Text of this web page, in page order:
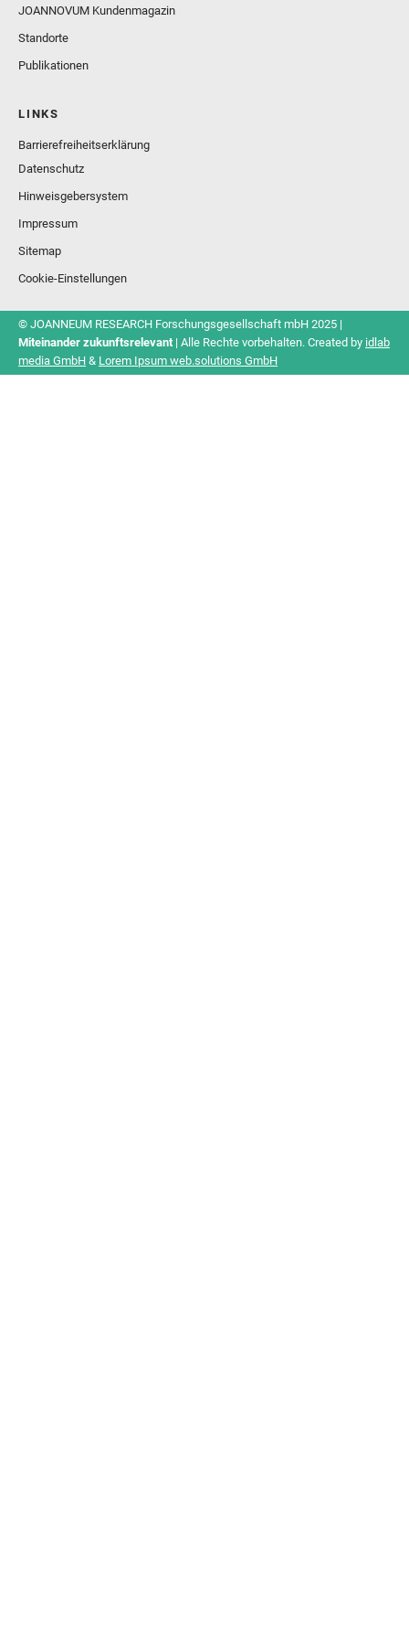
JOANNOVUM Kundenmagazin
Standorte
Publikationen
LINKS
Barrierefreiheitserklärung
Datenschutz
Hinweisgebersystem
Impressum
Sitemap
Cookie-Einstellungen
© JOANNEUM RESEARCH Forschungsgesellschaft mbH 2025 |
Miteinander zukunftsrelevant| Alle Rechte vorbehalten. Created by idlab
media GmbH & Lorem Ipsum web.solutions GmbH